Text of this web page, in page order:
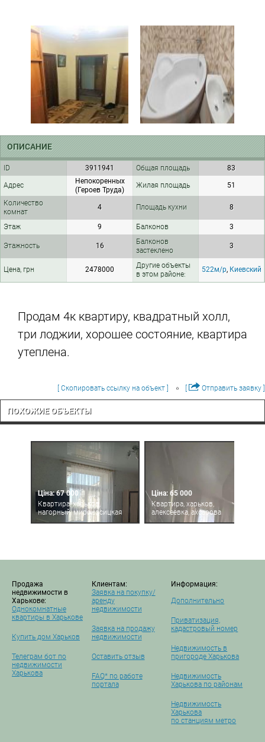
ОПИСАНИЕ
ID 3911941 Общая площадь 83
Адрес
Непокоренных
(Героев Труда)
Жилая площадь 51
Количество
комнат
4 Площадь кухни 8
Этаж 9 Балконов 3
Этажность 16
Балконов
застеклено
3
Цена, грн 2478000
Другие объекты
в этом районе:
522м/р, Киевский
Продам 4к квартиру, квадратный холл,
три лоджии, хорошее состояние, квартира
утеплена.
[ Скопировать ссылку на объект ] Отправить заявку ]
ПОХОЖИЕ ОБЪЕКТЫ
Ціна: 67 000
Квартира, харьков,
нагорный, мироносицкая
Ціна: 65 000
Квартира, харьков,
алексеевка, ахсарова
Продажа
недвижимости в
Харькове:
Однокомнатные
квартиры в Харькове
Купить дом Харьков
Телеграм бот по
недвижимости
Харькова
Клиентам:
Заявка на покупку/
аренду
недвижимости
Заявка на продажу
недвижимости
Оставить отзыв
FAQ* по работе
портала
Информация:
Дополнительно
Приватизация,
кадастровый номер
Недвижимость в
пригороде Харькова
Недвижимость
Харькова по районам
Недвижимость
Харькова
по станциям метро